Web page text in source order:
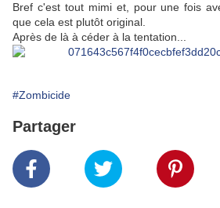
Bref c'est tout mimi et, pour une fois
que cela est plutôt original.
Après de là à céder à la tentation...
#Zombicide
Partager